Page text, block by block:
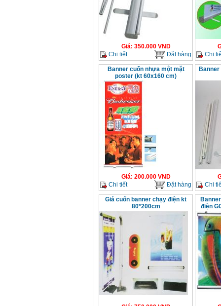
Giá: 350.000VND
Chi tiết
Đặt hàng
Chi
Banner cuốn nhựa một mặt
poster (kt 60x160 cm)
Giá: 200.000VND
Chi tiết
Đặt hàng
Chi
Giá cuốn banner chạy điện kt
80*200cm
điện